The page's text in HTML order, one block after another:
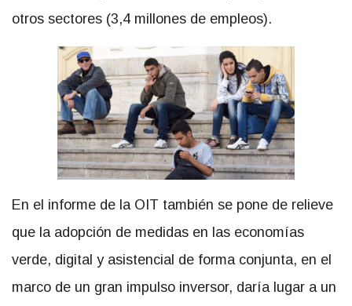
otros sectores (3,4 millones de empleos).
En el informe de la OIT también se pone de relieve
que la adopción de medidas en las economías
verde, digital y asistencial de forma conjunta, en el
marco de un gran impulso inversor, daría lugar a un